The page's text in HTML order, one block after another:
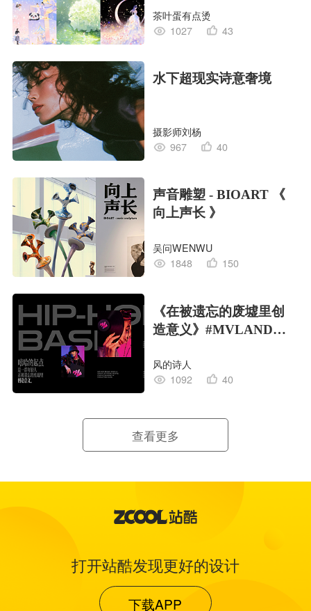
茶叶蛋有点烫
1027
43
水下超现实诗意奢境
摄影师刘杨
967
40
声音雕塑 - BIOART 《
向上声长 》
吴问WENWU
1848
150
《在被遗忘的废墟里创
造意义》#MVLAND嘻
风的诗人
1092
40
查看更多
打开站酷发现更好的设计
下载APP